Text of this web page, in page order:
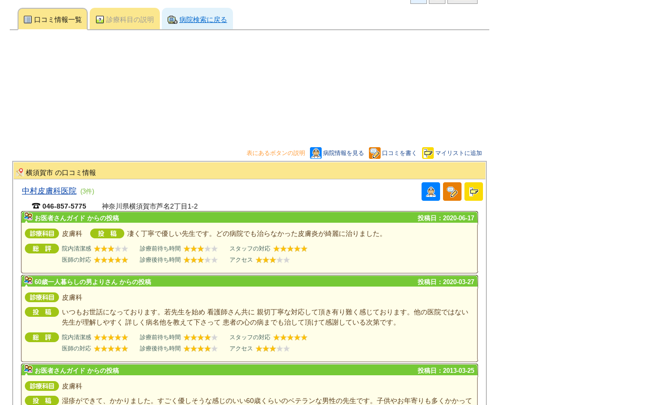
口コミ情報一覧 診療科目の説明 病院検索に戻る
表にあるボタンの説明 病院情報を見る 口コミを書く マイリストに追加
横須賀市 の口コミ情報
中村皮膚科医院 (3件)
046-857-5775 神奈川県横須賀市芦名2丁目1-2
お医者さんガイド からの投稿 投稿日：2020-06-17
皮膚科 凄く丁寧で優しい先生です。どの病院でも治らなかった皮膚炎が綺麗に治りました。
院内清潔感 診療前待ち時間
スタッフの対応
医師の対応
診療後待ち時間 アクセス
60歳一人暮らしの男よりさん からの投稿 投稿日：2020-03-27
皮膚科
いつもお世話になっております。若先生を始め 看護師さん共に 親切丁寧な対応して頂き有り難く感じております。他の医院ではない
先生が理解しやすく 詳しく病名他を教えて下さって 患者の心の病までも治して頂けて感謝している次第です。
院内清潔感 診療前待ち時間
スタッフの対応
医師の対応
診療後待ち時間 アクセス
お医者さんガイド からの投稿 投稿日：2013-03-25
皮膚科
湿疹ができて、かかりました。すごく優しそうな感じのいい60歳くらいのベテランな男性の先生です。子供やお年寄りも多くかかって